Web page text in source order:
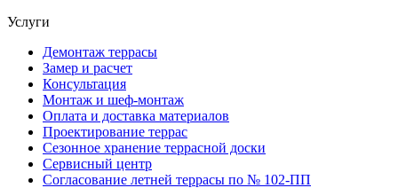
Услуги
Демонтаж террасы
Замер и расчет
Консультация
Монтаж и шеф-монтаж
Оплата и доставка материалов
Проектирование террас
Сезонное хранение террасной доски
Сервисный центр
Согласование летней террасы по № 102-ПП